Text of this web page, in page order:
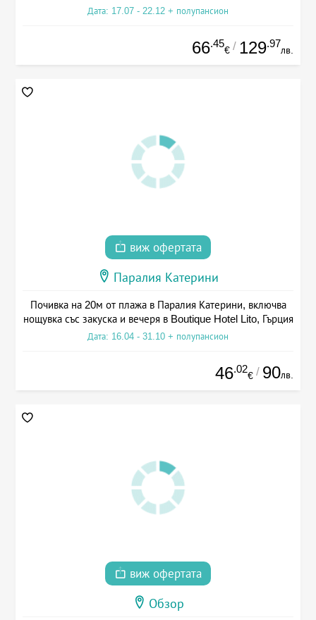
Дата: 17.07 - 22.12 + полупансион
66.45
€ / 129.97
лв.
виж офертата
Паралия Катерини
Почивка на 20м от плажа в Паралия Катерини, включва
нощувка със закуска и вечеря в Boutique Hotel Lito, Гърция
Дата: 16.04 - 31.10 + полупансион
46.02
€ / 90лв.
виж офертата
Обзор